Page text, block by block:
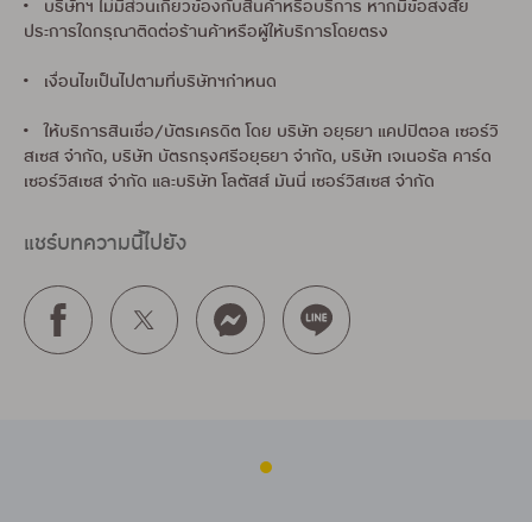
• บริษัทฯ ไม่มีส่วนเกี่ยวข้องกับสินค้าหรือบริการ หากมีข้อสงสัย
ประการใดกรุณาติดต่อร้านค้าหรือผู้ให้บริการโดยตรง
• เงื่อนไขเป็นไปตามที่บริษัทฯกำหนด
• ให้บริการสินเชื่อ/บัตรเครดิต โดย บริษัท อยุธยา แคปปิตอล เซอร์วิ
สเซส จำกัด, บริษัท บัตรกรุงศรีอยุธยา จำกัด, บริษัท เจเนอรัล คาร์ด
เซอร์วิสเซส จำกัด และบริษัท โลตัสส์ มันนี่ เซอร์วิสเซส จำกัด
แชร์บทความนี้ไปยัง